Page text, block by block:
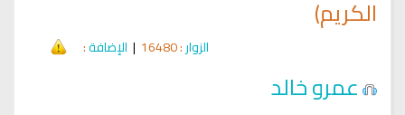
الكريم)
الزوار: 16480
| الإضافة:
عمرو خالد